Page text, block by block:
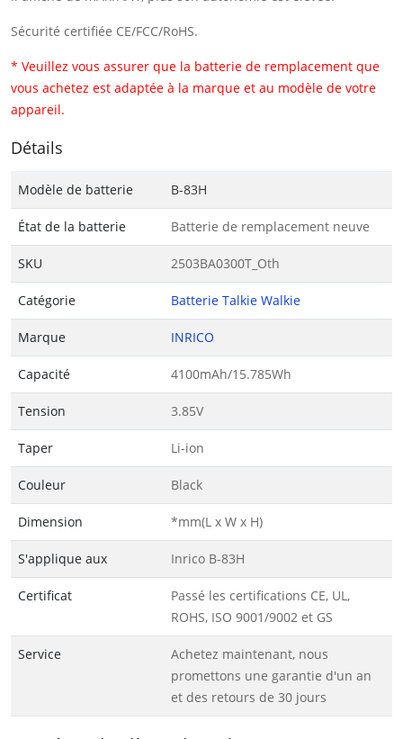
Sécurité certifiée CE/FCC/RoHS.
* Veuillez vous assurer que la batterie de remplacement que
vous achetez est adaptée à la marque et au modèle de votre
appareil.
Détails
Modèle de batterie B-83H
État de la batterie Batterie de remplacement neuve
SKU 2503BA0300T_Oth
Catégorie Batterie Talkie Walkie
Marque INRICO
Capacité 4100mAh/15.785Wh
Tension 3.85V
Taper Li-ion
Couleur Black
Dimension *mm(L x W x H)
S'applique aux Inrico B-83H
Certificat
Passé les certifications CE, UL,
ROHS, ISO 9001/9002 et GS
Service
Achetez maintenant, nous
promettons une garantie d'un an
et des retours de 30 jours